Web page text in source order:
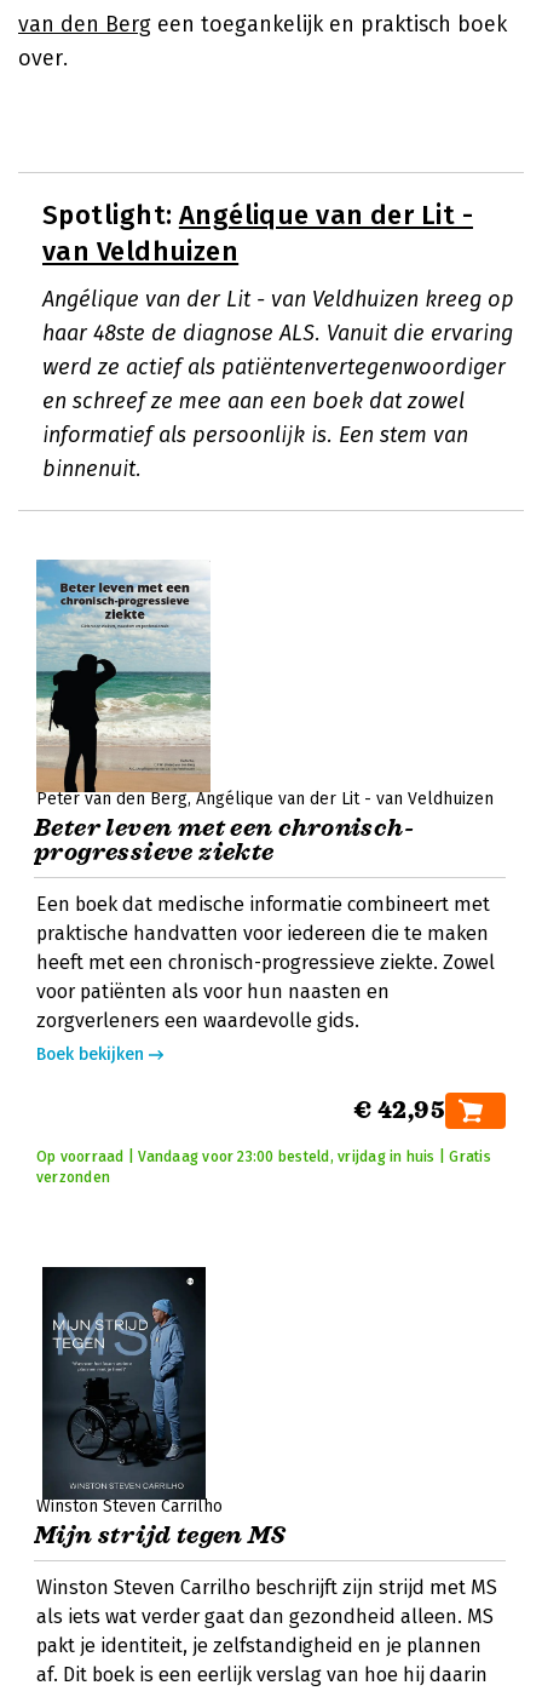
van den Berg een toegankelijk en praktisch boek
over.
Spotlight: Angélique van der Lit -
van Veldhuizen
Angélique van der Lit - van Veldhuizen kreeg op
haar 48ste de diagnose ALS. Vanuit die ervaring
werd ze actief als patiëntenvertegenwoordiger
en schreef ze mee aan een boek dat zowel
informatief als persoonlijk is. Een stem van
binnenuit.
Peter van den Berg Angélique van der Lit - van Veldhuizen
Beter leven met een chronisch-
progressieve ziekte
Een boek dat medische informatie combineert met
praktische handvatten voor iedereen die te maken
heeft met een chronisch-progressieve ziekte. Zowel
voor patiënten als voor hun naasten en
zorgverleners een waardevolle gids.
Boek bekijken
€ 42,95
Op voorraad | Vandaag voor 23:00 besteld, vrijdag in huis | Gratis
verzonden
Winston Steven Carrilho
Mijn strijd tegen MS
Winston Steven Carrilho beschrijft zijn strijd met MS
als iets wat verder gaat dan gezondheid alleen. MS
pakt je identiteit, je zelfstandigheid en je plannen
af. Dit boek is een eerlijk verslag van hoe hij daarin